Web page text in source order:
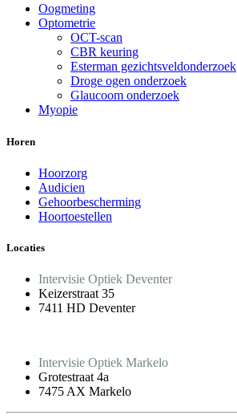
Oogmeting
Optometrie
OCT-scan
CBR keuring
Esterman gezichtsveldonderzoek
Droge ogen onderzoek
Glaucoom onderzoek
Myopie
Horen
Hoorzorg
Audicien
Gehoorbescherming
Hoortoestellen
Locaties
Intervisie Optiek Deventer
Keizerstraat 35
7411 HD Deventer
Intervisie Optiek Markelo
Grotestraat 4a
7475 AX Markelo